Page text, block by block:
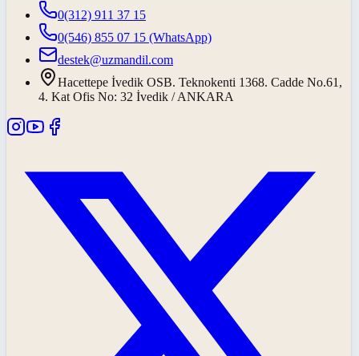
0(312) 911 37 15
0(546) 855 07 15 (WhatsApp)
destek@uzmandil.com
Hacettepe İvedik OSB. Teknokenti 1368. Cadde No.61,
4. Kat Ofis No: 32 İvedik / ANKARA